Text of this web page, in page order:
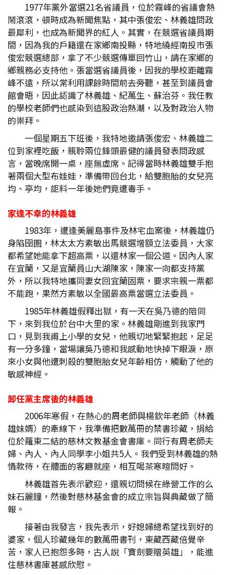
1977年黨外當選21名省議員，位於霧峰的省議會熱
鬧滾滾，頓時成為新聞焦點，其中張俊宏、林義雄問政
最犀利，也成為新聞界的紅人。其實，在競選省議員期
間，因為我的戶籍還在家鄉南投縣，特地繞經南投市張
俊宏競選總部，拿了不少競選傳單回竹山，請在家鄉的
鄉親務必支持他。張當選省議員後，因我的學校距離霧
峰不遠，所以常利用課餘時間前去旁聽，甚至到議員會
館會晤，因此認識了林義雄、紀萬生、蘇治芬。我任教
的學校老師們也感染到這股政治熱潮，以及對政治人物
的崇拜。
一個星期五下班後，我特地邀請張俊宏、林義雄二
位到家裡吃飯，親聆兩位鋒頭最健的議員發表問政感
言，當晚席開一桌，座無虛席。記得當時林義雄雙手抱
著兩個大型布娃娃，準備帶回台北，給雙胞胎的女兒亮
均、亭均，詎料一年後她們竟遭毒手。
家逢不幸的林義雄
1983年，遭逢美麗島事件及林宅血案後，林義雄仍
身陷囹圄，林太太方素敏出馬競選增額立法委員，大家
都希望她能拿下超高票，以還林家一個公道。因內人家
在宜蘭，又是宜蘭員山大湖陳家，陳家一向都支持黨
外，所以我特地攜同妻女回宜蘭固票，要求宗親一票都
不能跑，果然方素敏以全國最高票當選立法委員。
1985年林義雄假釋出獄，有一天在吳乃德的陪同
下，來到我位於台中大里的家。林義雄剛進到我家門
口，見到我甫上小學的女兒，他親切地緊緊抱起，足足
有一分多鐘，當場讓吳乃德和我感動地快掉下眼淚，原
來小女與他遭刺殺的雙胞胎女兒年齡相仿，觸動了他的
敏感神經。
卸任黨主席後的林義雄
2006年寒假，在熱心的周老師與楊欽年老師（林義
雄妹婿）的牽線下，我準備把數萬冊的禁書珍藏，捐給
位於羅東二結的慈林文教基金會書庫。同行有周老師夫
婦、內人、內人同學李小姐共5人。我們受到林義雄的熱
情款待，在體面的客廳就座，相互喝茶寒暄問好。
林義雄首先表示歡迎，還親切問候在綠營工作的么
妹石麗鐘，然後對慈林基金會的成立宗旨與典藏做了簡
報。
接著由我發言，我先表示，好媳婦總希望找到好的
婆家，個人珍藏幾年的數萬冊書刊，東藏西藏倍覺辛
苦，家人已抱怨多時，古人說「寶劍要贈英雄」，能進
住慈林書庫甚感欣慰。